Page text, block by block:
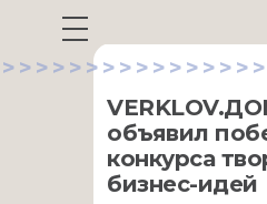
объявил
конкурса
бизнес-идей